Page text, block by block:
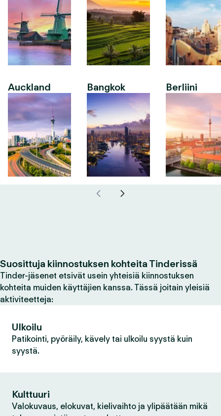
Auckland Bangkok Berliini
Suosittuja kiinnostuksen kohteita Tinderissä
Tinder-jäsenet etsivät usein yhteisiä kiinnostuksen
kohteita muiden käyttäjien kanssa. Tässä joitain yleisiä
aktiviteetteja:
Ulkoilu
Patikointi, pyöräily, kävely tai ulkoilu syystä kuin
syystä.
Kulttuuri
Valokuvaus, elokuvat, kielivaihto ja ylipäätään mikä